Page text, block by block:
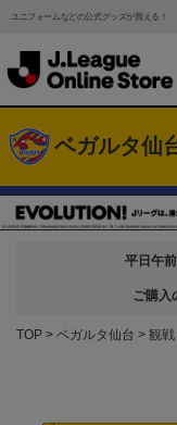
ユニフォームなどの公式グッズが買える！
ベガルタ仙
平日午
ご購入
TOP ベガルタ仙台 観